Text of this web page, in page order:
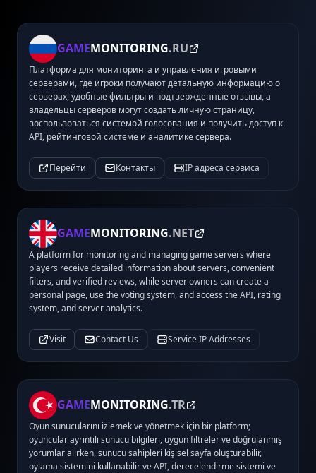
GAMEMONITORING.RU
Платформа для мониторинга и управления игровыми
серверами, где игроки получают детальную информацию о
серверах, удобные фильтры и подтвержденные отзывы, а
владельцы серверов могут создать личную страницу,
воспользоваться системой голосования и получить доступ к
API, рейтинговой системе и аналитике сервера.
Перейти Контакты IP адреса сервиса
GAMEMONITORING.NET
A platform for monitoring and managing game servers where
players receive detailed information about servers, convenient
filters, and verified reviews, while server owners can create a
personal page, use the voting system, and access the API, rating
system, and server analytics.
Visit Contact Us Service IP Addresses
GAMEMONITORING.TR
Oyun sunucularını izlemek ve yönetmek için bir platform;
oyuncular ayrıntılı sunucu bilgileri, uygun filtreler ve doğrulanmış
yorumlar alırken, sunucu sahipleri kişisel sayfa oluşturabilir,
oylama sistemini kullanabilir ve API, derecelendirme sistemi ve